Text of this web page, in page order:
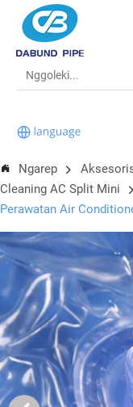
Ngarep
Cleaning AC Split Mini
Perawatan Air